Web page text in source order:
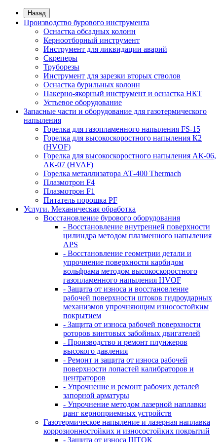
Назад
Производство бурового инструмента
Оснастка обсадных колонн
Керноотборный инструмент
Инструмент для ликвидации аварий
Скреперы
Труборезы
Инструмент для зарезки вторых стволов
Оснастка бурильных колонн
Пакерно-якорный инструмент и оснастка НКТ
Устьевое оборудование
Запасные части и оборудование для газотермического
напыления
Горелка для газопламенного напыления FS-15
Горелка для высокоскоростного напыления К2
(HVOF)
Горелка для высокоскоростного напыления АК-06,
АК-07 (HVAF)
Горелка металлизатора АТ-400 Thermach
Плазмотрон F4
Плазмотрон F1
Питатель порошка PF
Услуги. Механическая обработка
Восстановление бурового оборудования
- Восстановление внутренней поверхности
цилиндра методом плазменного напыления
APS
- Восстановление геометрии детали и
упрочнение поверхности карбидом
вольфрама методом высокоскоростного
газопламенного напыления HVOF
- Защита от износа и восстановление
рабочей поверхности штоков гидроударных
механизмов упрочняющим износостойким
покрытием
- Защита от износа рабочей поверхности
роторов винтовых забойных двигателей
- Производство и ремонт плунжеров
высокого давления
- Ремонт и защита от износа рабочей
поверхности лопастей калибраторов и
центраторов
- Упрочнение и ремонт рабочих деталей
запорной арматуры
- Упрочнение методом лазерной наплавки
цанг керноприемных устройств
Газотермическое напыление и лазерная наплавка
коррозионностойких и износостойких покрытий
- Защита от износа ШТОК